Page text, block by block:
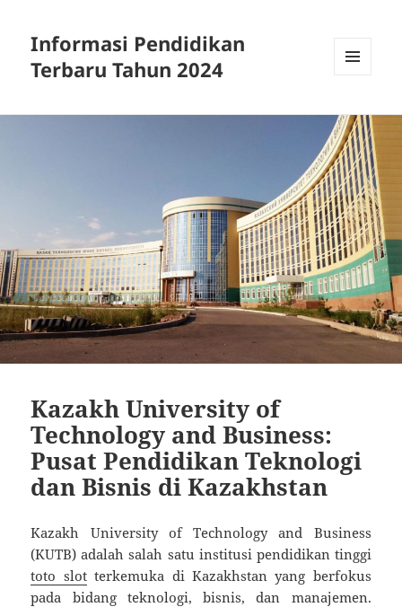
Informasi Pendidikan
Terbaru Tahun 2024
WIDGETS
Kazakh University of
Technology and Business:
Pusat Pendidikan Teknologi
dan Bisnis di Kazakhstan
Kazakh University of Technology and Business
(KUTB) adalah salah satu institusi pendidikan tinggi
toto slotterkemuka di Kazakhstan yang berfokus
pada bidang teknologi, bisnis, dan manajemen.